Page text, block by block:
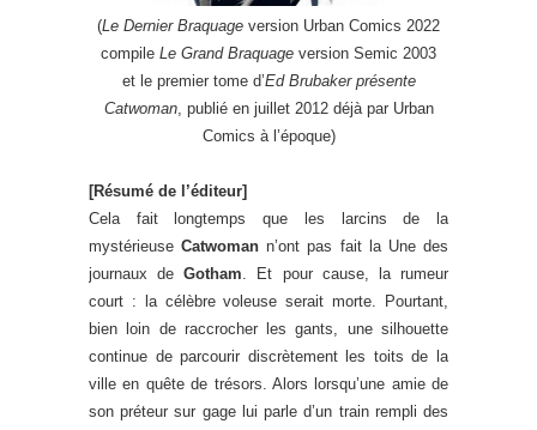
(Le Dernier Braquage version Urban Comics 2022
compile Le Grand Braquage version Semic 2003
et le premier tome d’Ed Brubaker présente
Catwoman, publié en juillet 2012 déjà par Urban
Comics à l’époque)
[Résumé de l’éditeur]
Cela fait longtemps que les larcins de la
mystérieuseCatwoman n’ont pas fait la Une des
journaux deGotham. Et pour cause, la rumeur
court : la célèbre voleuse serait morte. Pourtant,
bien loin de raccrocher les gants, une silhouette
continue de parcourir discrètement les toits de la
ville en quête de trésors. Alors lorsqu’une amie de
son préteur sur gage lui parle d’un train rempli des